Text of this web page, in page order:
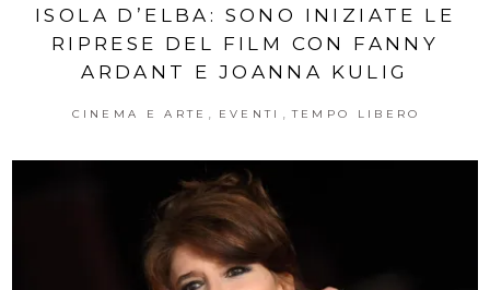
ISOLA D’ELBA: SONO INIZIATE LE
RIPRESE DEL FILM CON FANNY
ARDANT E JOANNA KULIG
CINEMA E ARTE EVENTI TEMPO LIBERO